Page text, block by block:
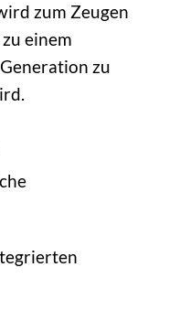
zum Zeugen
einem
zu